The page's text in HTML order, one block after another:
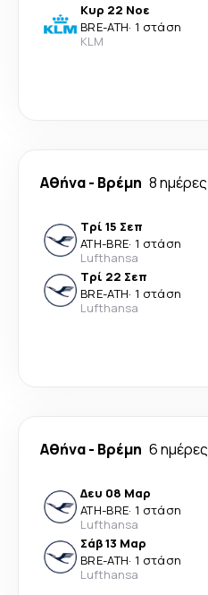
Κυρ 22 Νοε
BRE-ATH· 1 στάση
KLM
Αθήνα- Βρέμη 8 ημέρες
Τρί 15 Σεπ
ATH-BRE· 1 στάση
Lufthansa
Τρί 22 Σεπ
BRE-ATH· 1 στάση
Lufthansa
Αθήνα- Βρέμη 6 ημέρες
Δευ 08 Μαρ
ATH-BRE· 1 στάση
Lufthansa
Σάβ 13 Μαρ
BRE-ATH· 1 στάση
Lufthansa